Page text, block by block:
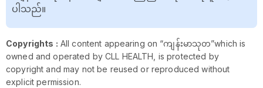
ပါသည်။
Copyrights : All content appearing on “ကျန်းမာသုတ”which is
owned and operated by CLL HEALTH, is protected by
copyright and may not be reused or reproduced without
explicit permission.